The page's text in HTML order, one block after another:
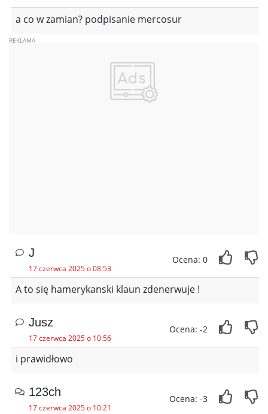
a co w zamian? podpisanie mercosur
J
17 czerwca 2025 o 08:53
Ocena: 0
A to się hamerykanski klaun zdenerwuje !
Jusz
17 czerwca 2025 o 10:56
Ocena: -2
i prawidłowo
123ch
17 czerwca 2025 o 10:21
Ocena: -3